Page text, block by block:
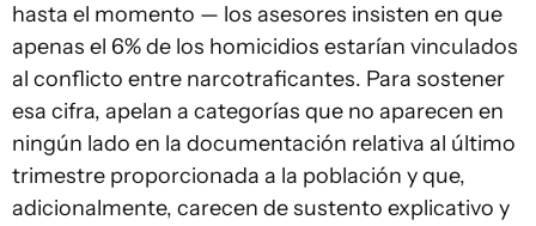
hasta el momento — los asesores insisten en que
apenas el 6% de los homicidios estarían vinculados
al conflicto entre narcotraficantes. Para sostener
esa cifra, apelan a categorías que no aparecen en
ningún lado en la documentación relativa al último
trimestre proporcionada a la población y que,
adicionalmente, carecen de sustento explicativo y